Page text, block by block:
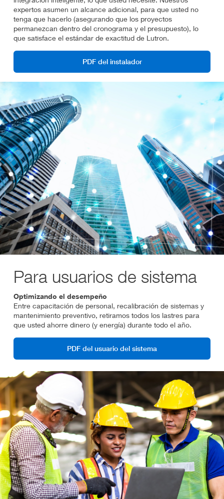
expertos asumen un alcance adicional, para que usted no
tenga que hacerlo (asegurando que los proyectos
permanezcan dentro del cronograma y el presupuesto), lo
que satisface el estándar de exactitud de Lutron.
PDF del instalador
Para usuarios de sistema
Optimizando el desempeño
Entre capacitación de personal, recalibración de sistemas y
mantenimiento preventivo, retiramos todos los lastres para
que usted ahorre dinero (y energía) durante todo el año.
PDF del usuario del sistema